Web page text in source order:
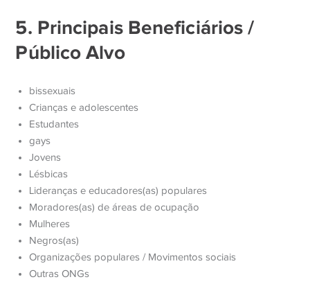
5. Principais Beneficiários /
Público Alvo
bissexuais
Crianças e adolescentes
Estudantes
gays
Jovens
Lésbicas
Lideranças e educadores(as) populares
Moradores(as) de áreas de ocupação
Mulheres
Negros(as)
Organizações populares / Movimentos sociais
Outras ONGs